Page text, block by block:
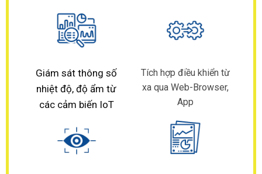
Giám sát thông số
nhiệt độ, độ ẩm từ
các cảm biến IoT
Tích hợp điều khiển từ
xa qua Web-Browser,
App